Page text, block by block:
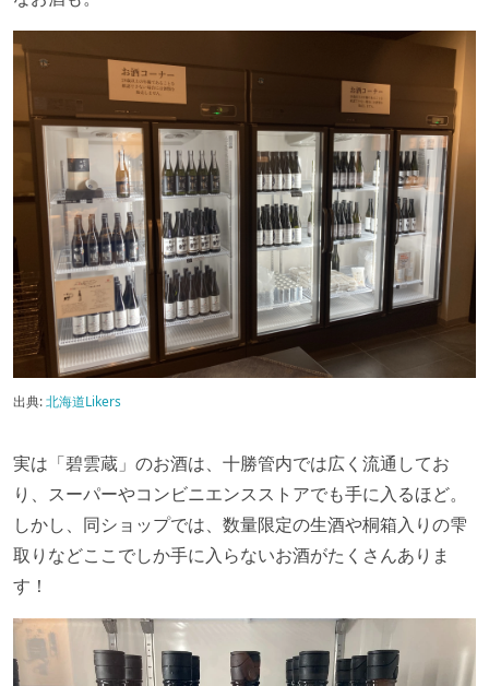
出典:北海道Likers
実は「碧雲蔵」のお酒は、十勝管内では広く流通してお
り、スーパーやコンビニエンスストアでも手に入るほど。
しかし、同ショップでは、数量限定の生酒や桐箱入りの雫
取りなどここでしか手に入らないお酒がたくさんありま
す！